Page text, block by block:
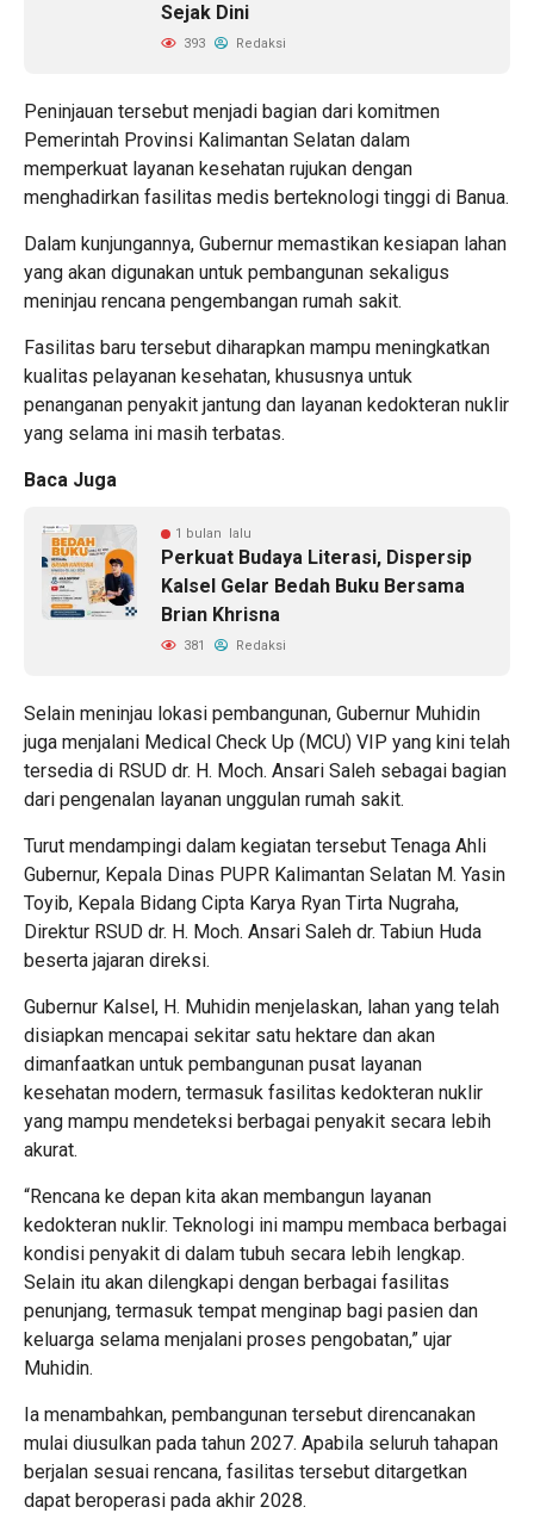
Sejak Dini
393 Redaksi
Peninjauan tersebut menjadi bagian dari komitmen
Pemerintah Provinsi Kalimantan Selatan dalam
memperkuat layanan kesehatan rujukan dengan
menghadirkan fasilitas medis berteknologi tinggi di Banua.
Dalam kunjungannya, Gubernur memastikan kesiapan lahan
yang akan digunakan untuk pembangunan sekaligus
meninjau rencana pengembangan rumah sakit.
Fasilitas baru tersebut diharapkan mampu meningkatkan
kualitas pelayanan kesehatan, khususnya untuk
penanganan penyakit jantung dan layanan kedokteran nuklir
yang selama ini masih terbatas.
Baca Juga
1 bulan lalu
Perkuat Budaya Literasi, Dispersip
Kalsel Gelar Bedah Buku Bersama
Brian Khrisna
381 Redaksi
Selain meninjau lokasi pembangunan, Gubernur Muhidin
juga menjalani Medical Check Up (MCU) VIP yang kini telah
tersedia di RSUD dr. H. Moch. Ansari Saleh sebagai bagian
dari pengenalan layanan unggulan rumah sakit.
Turut mendampingi dalam kegiatan tersebut Tenaga Ahli
Gubernur, Kepala Dinas PUPR Kalimantan Selatan M. Yasin
Toyib, Kepala Bidang Cipta Karya Ryan Tirta Nugraha,
Direktur RSUD dr. H. Moch. Ansari Saleh dr. Tabiun Huda
beserta jajaran direksi.
Gubernur Kalsel, H. Muhidin menjelaskan, lahan yang telah
disiapkan mencapai sekitar satu hektare dan akan
dimanfaatkan untuk pembangunan pusat layanan
kesehatan modern, termasuk fasilitas kedokteran nuklir
yang mampu mendeteksi berbagai penyakit secara lebih
akurat.
“Rencana ke depan kita akan membangun layanan
kedokteran nuklir. Teknologi ini mampu membaca berbagai
kondisi penyakit di dalam tubuh secara lebih lengkap.
Selain itu akan dilengkapi dengan berbagai fasilitas
penunjang, termasuk tempat menginap bagi pasien dan
keluarga selama menjalani proses pengobatan,” ujar
Muhidin.
Ia menambahkan, pembangunan tersebut direncanakan
mulai diusulkan pada tahun 2027. Apabila seluruh tahapan
berjalan sesuai rencana, fasilitas tersebut ditargetkan
dapat beroperasi pada akhir 2028.